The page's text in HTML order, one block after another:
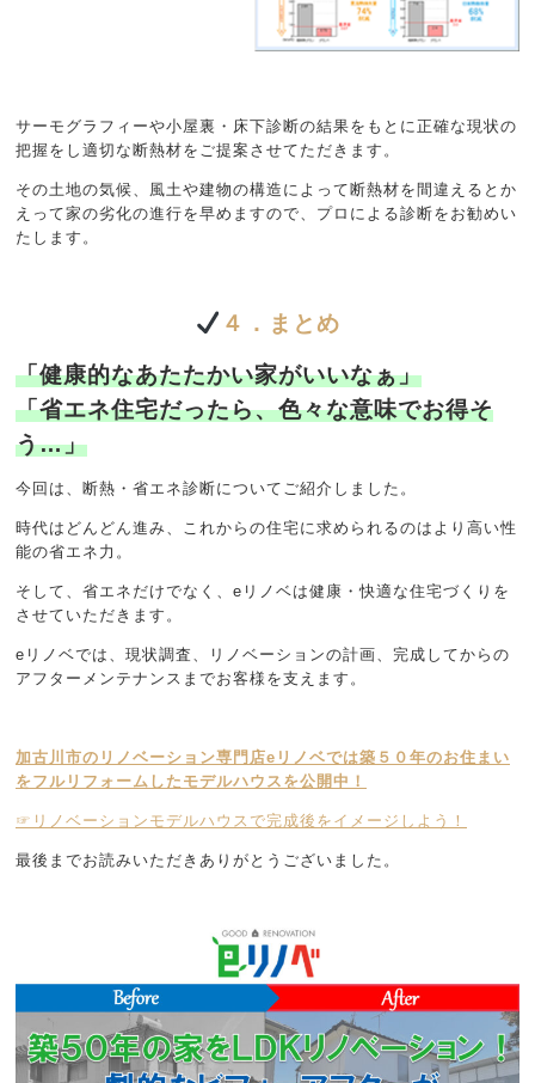
サーモグラフィーや小屋裏・床下診断の結果をもとに正確な現状の
把握をし適切な断熱材をご提案させてただきます。
その土地の気候、風土や建物の構造によって断熱材を間違えるとか
えって家の劣化の進行を早めますので、プロによる診断をお勧めい
たします。
４．まとめ
「健康的なあたたかい家がいいなぁ」
「省エネ住宅だったら、色々な意味でお得そ
う…」
今回は、断熱・省エネ診断についてご紹介しました。
時代はどんどん進み、これからの住宅に求められるのはより高い性
能の省エネ力。
そして、省エネだけでなく、eリノベは健康・快適な住宅づくりを
させていただきます。
eリノベでは、現状調査、リノベーションの計画、完成してからの
アフターメンテナンスまでお客様を支えます。
加古川市のリノベーション専門店eリノベでは築５０年のお住まい
をフルリフォームしたモデルハウスを公開中！
☞リノベーションモデルハウスで完成後をイメージしよう！
最後までお読みいただきありがとうございました。